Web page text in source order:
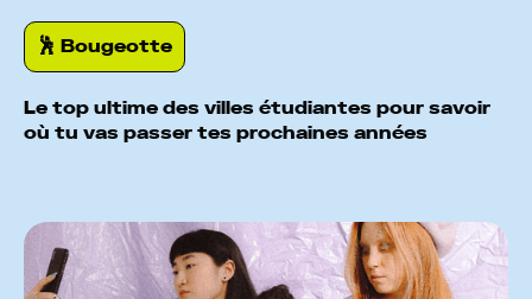
🕺️ Bougeotte
Le top ultime des villes étudiantes pour savoir
où tu vas passer tes prochaines années